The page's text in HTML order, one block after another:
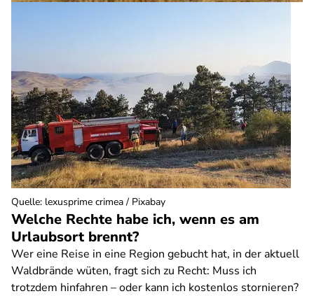
Welche Rechte habe ich, wenn es am
Urlaubsort brennt?
Wer eine Reise in eine Region gebucht hat, in der aktuell
Waldbrände wüten, fragt sich zu Recht: Muss ich
trotzdem hinfahren – oder kann ich kostenlos stornieren?
Quelle: lexusprime crimea / Pixabay